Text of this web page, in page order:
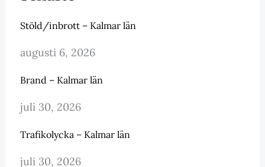
Stöld/inbrott – Kalmar län
augusti 6, 2026
Brand – Kalmar län
juli 30, 2026
Trafikolycka – Kalmar län
juli 30, 2026